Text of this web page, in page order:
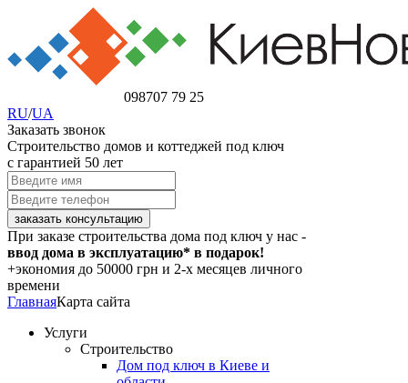
098707 79 25
RU/UA
Заказать звонок
Строительство домов и коттеджей под ключ
с гарантией 50 лет
При заказе строительства дома под ключ у нас -
ввод дома в эксплуатацию* в подарок!
+экономия до 50000 грн и 2-х месяцев личного
времени
ГлавнаяКарта сайта
Услуги
Строительство
Дом под ключ в Киеве и